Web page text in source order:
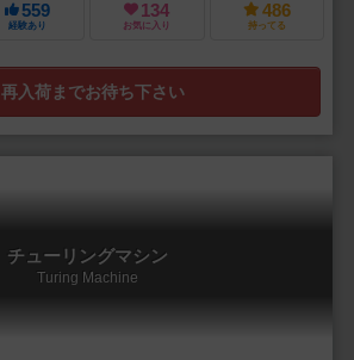
559
経験あり
134
お気に入り
486
持ってる
再入荷までお待ち下さい
チューリングマシン
Turing Machine